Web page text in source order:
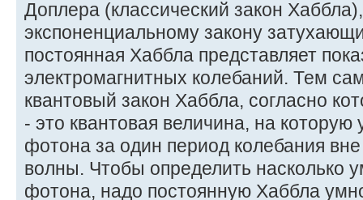
Доплера (классический закон
экспоненциальному закону
постоянная Хаббла представляет
электромагнитных колебаний. Тем
квантовый закон Хаббла, согласно
- это квантовая величина, на
фотона за один период колебания
волны. Чтобы определить насколько
фотона, надо постоянную Хаббла